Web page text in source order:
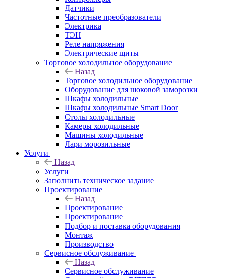
Датчики
Частотные преобразователи
Электрика
ТЭН
Реле напряжения
Электрические щиты
Торговое холодильное оборудование
Назад
Торговое холодильное оборудование
Оборудование для шоковой заморозки
Шкафы холодильные
Шкафы холодильные Smart Door
Столы холодильные
Камеры холодильные
Машины холодильные
Лари морозильные
Услуги
Назад
Услуги
Заполнить техническое задание
Проектирование
Назад
Проектирование
Проектирование
Подбор и поставка оборудования
Монтаж
Производство
Сервисное обслуживание
Назад
Сервисное обслуживание